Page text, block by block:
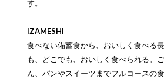
す。
IZAMESHI
食べない備蓄食から、おいしく食べる
も、どこでも、おいしく食べられる。
ん、パンやスイーツまでフルコースの